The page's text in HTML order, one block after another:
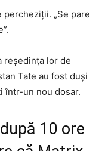
percheziții. „Se pare
reședința lor de
Tate au fost duși
într-un nou dosar.
10 ore